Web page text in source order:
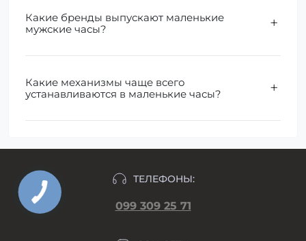
Какие бренды выпускают маленькие
мужские часы?
Какие механизмы чаще всего
устанавливаются в маленькие часы?
ТЕЛЕФОНЫ:
099 309 25 71